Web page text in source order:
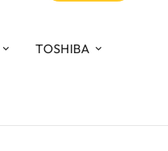
TOSHIBA